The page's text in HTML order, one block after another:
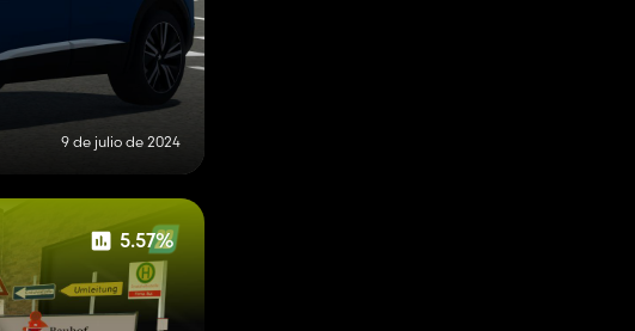
9 de julio de 2024
5.57%